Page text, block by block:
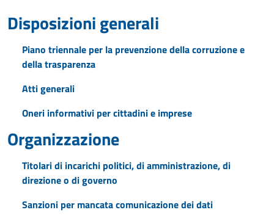
Disposizioni generali
Piano triennale per la prevenzione della corruzione e
della trasparenza
Atti generali
Oneri informativi per cittadini e imprese
Organizzazione
Titolari di incarichi politici, di amministrazione, di
direzione o di governo
Sanzioni per mancata comunicazione dei dati